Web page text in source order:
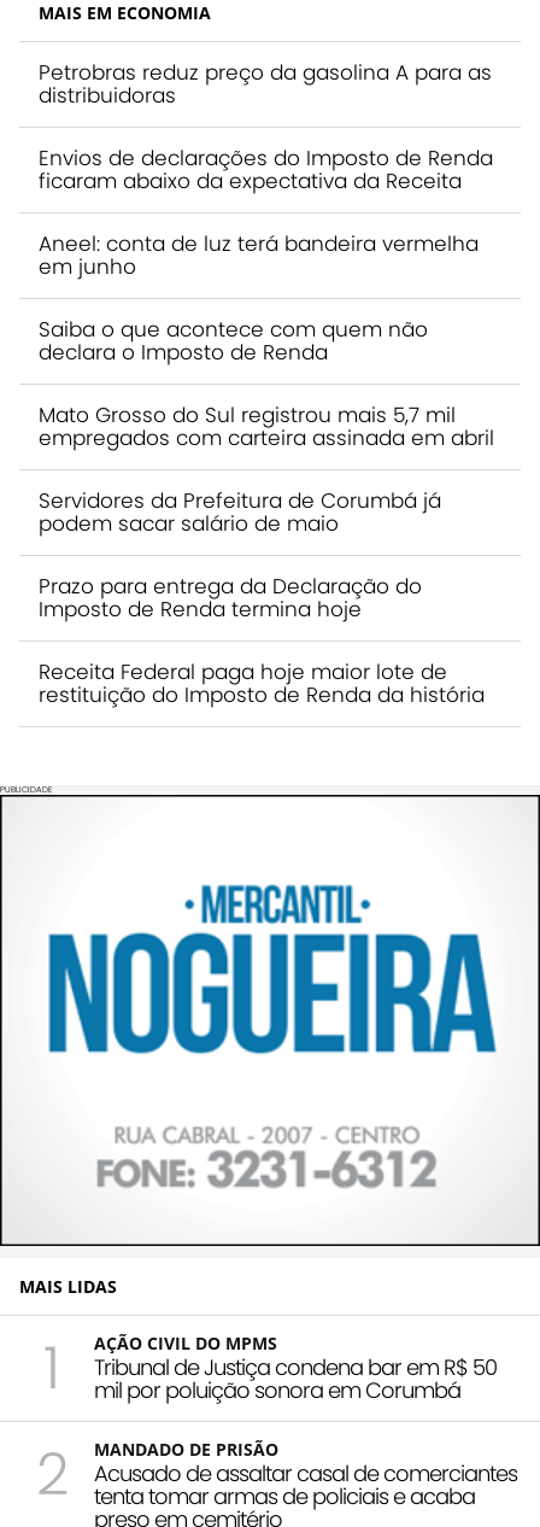
MAIS EM ECONOMIA
Petrobras reduz preço da gasolina A para as
distribuidoras
Envios de declarações do Imposto de Renda
ficaram abaixo da expectativa da Receita
Aneel: conta de luz terá bandeira vermelha
em junho
Saiba o que acontece com quem não
declara o Imposto de Renda
Mato Grosso do Sul registrou mais 5,7 mil
empregados com carteira assinada em abril
Servidores da Prefeitura de Corumbá já
podem sacar salário de maio
Prazo para entrega da Declaração do
Imposto de Renda termina hoje
Receita Federal paga hoje maior lote de
restituição do Imposto de Renda da história
PUBLICIDADE
MAIS LIDAS
1 AÇÃO CIVIL DO MPMS
Tribunal de Justiça condena bar em R$ 50
mil por poluição sonora em Corumbá
2 MANDADO DE PRISÃO
Acusado de assaltar casal de comerciantes
tenta tomar armas de policiais e acaba
preso em cemitério